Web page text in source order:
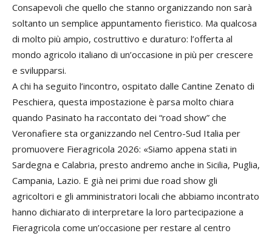
Consapevoli che quello che stanno organizzando non sarà
soltanto un semplice appuntamento fieristico. Ma qualcosa
di molto più ampio, costruttivo e duraturo: l’offerta al
mondo agricolo italiano di un’occasione in più per crescere
e svilupparsi.
A chi ha seguito l’incontro, ospitato dalle Cantine Zenato di
Peschiera, questa impostazione è parsa molto chiara
quando Pasinato ha raccontato dei “road show” che
Veronafiere sta organizzando nel Centro-Sud Italia per
promuovere Fieragricola 2026: «Siamo appena stati in
Sardegna e Calabria, presto andremo anche in Sicilia, Puglia,
Campania, Lazio. E già nei primi due road show gli
agricoltori e gli amministratori locali che abbiamo incontrato
hanno dichiarato di interpretare la loro partecipazione a
Fieragricola come un’occasione per restare al centro